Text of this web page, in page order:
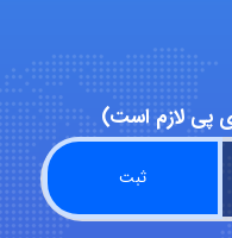
Kati
emami
پی لازم است)